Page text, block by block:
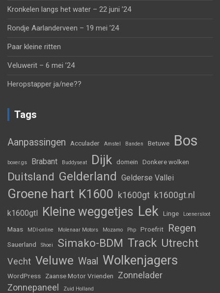
Kronkelen langs het water – 22 juni ’24
Rondje Aarlanderveen – 19 mei ’24
Paar kleine ritten
Veluwerit – 6 mei ’24
Heropstapper ja/nee??
Tags
Aanpassingen Acculader Amstel Banden Betuwe Bos
boxer.gs Brabant Buddyseat Dijk domein Donkere wolken
Duitsland Gelderland Gelderse Vallei
Groene hart K1600 k1600gt k1600gt.nl
k1600gtl Kleine weggetjes Lek Linge Loenersloot
Maas MDI-online Molenaar Motors Mozamo Php Proefrit Regen
Sauerland Shoei Simako-BDM Track Utrecht
Vecht Veluwe Waal Wolkenjagers
WordPress Zaanse Motor Vrienden
Zonnelader
Zonnepaneel
Zuid Holland